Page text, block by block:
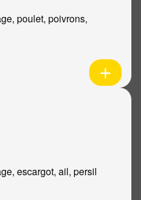
poulet, poivrons,
escargot, ail, persil